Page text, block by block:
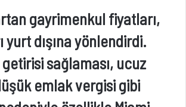
gayrimenkul fiyatları,
yurt dışına yönlendirdi.
sağlaması, ucuz
emlak vergisi gibi